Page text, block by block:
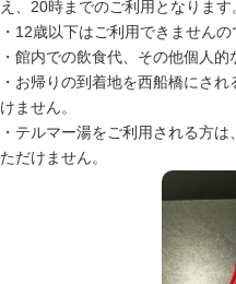
え、20時までのご利用となります
・12歳以下はご利用できませんの
・館内での飲食代、その他個人的
・お帰りの到着地を西船橋にさ
けません。
・テルマー湯をご利用される方
ただけません。